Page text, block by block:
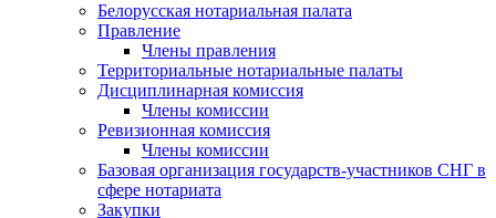
Белорусская нотариальная палата
Правление
Члены правления
Территориальные нотариальные палаты
Дисциплинарная комиссия
Члены комиссии
Ревизионная комиссия
Члены комиссии
Базовая организация государств-участников СНГ в
сфере нотариата
Закупки